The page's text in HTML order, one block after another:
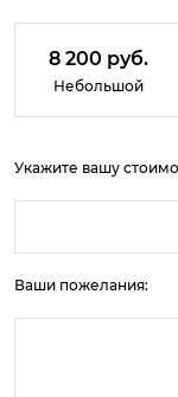
8 200 руб.
Небольшой
Укажите вашу
Ваши пожелания: